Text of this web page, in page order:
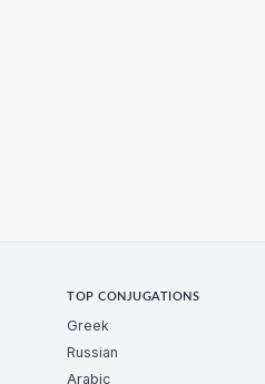
TOP CONJUGATIONS
Greek
Russian
Arabic